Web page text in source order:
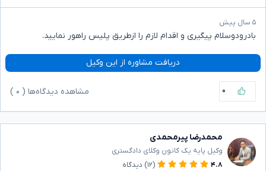
۵ سال پیش
بادرودوسلام پیگیری و اقدام لازم را ازطریق پلیس راهور نمایید.
دریافت مشاوره از این وکیل
۰ مشاهده دیدگاه‌ها ( ۰
محمدرضا پیرمحمدی
وکیل پایه یک کانون وکلای دادگستری
۴.۸
(۱۲) دیدگاه